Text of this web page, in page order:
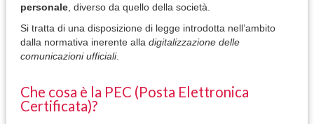
personale, diverso da quello della società.
Si tratta di una disposizione di legge introdotta nell’ambito
dalla normativa inerente alla digitalizzazione delle
comunicazioni ufficiali.
Che cosa è la PEC (Posta Elettronica
Certificata)?